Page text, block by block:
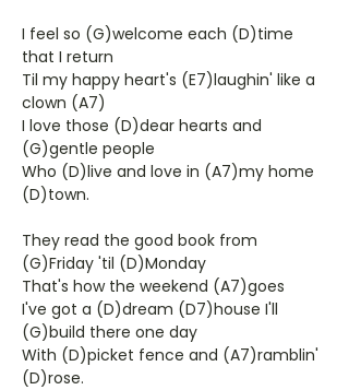
I feel so (G)welcome each (D)time
that I return
Til my happy heart's (E7)laughin' like a
clown (A7)
I love those (D)dear hearts and
(G)gentle people
Who (D)live and love in (A7)my home
(D)town.
They read the good book from
(G)Friday 'til (D)Monday
That's how the weekend (A7)goes
I've got a (D)dream (D7)house I'll
(G)build there one day
With (D)picket fence and (A7)ramblin'
(D)rose.